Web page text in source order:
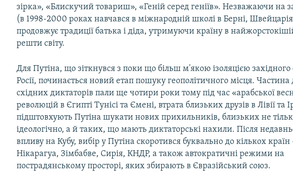
зірка», «Блискучий товариш», «Геній серед геніїв». Незважаючи на
(в 1998-2000 роках навчався в міжнародній школі в Берні,
продовжує традиції батька і діда, утримуючи країну в найжорстокішій
решти світу.
Для Путіна, що зіткнувся з поки що більш м'якою ізоляцією західного
Росії, починається новий етап пошуку геополітичного місця.
східних диктаторів пали ще чотири роки тому під час «арабської
революцій в Єгипті Тунісі та Ємені, втрата близьких друзів в Лівії та
підштовхують Путіна шукати нових прихильників, близьких не
ідеологічно, а й таких, що мають диктаторські нахили. Після
впливу на Кубу, вибір у Путіна скоротився буквально до кількох країн
Нікарагуа, Зімбабве, Сирія, КНДР, а також автократичні режими на
пострадянському просторі, яких збирають в Євразійський союз.